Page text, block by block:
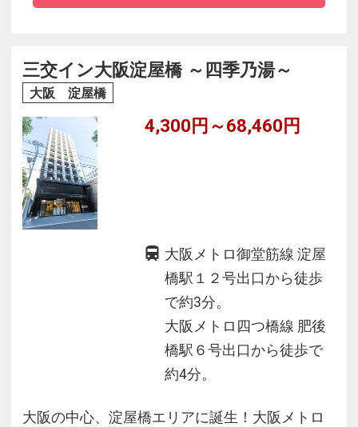
・全室禁煙。喫煙ブースは1階フロント横に有
・防犯上、1：00～翌6：00まで正面玄関を施錠
三交イン大阪淀屋橋 ～四季乃湯～
大阪 淀屋橋
4,300円～68,460円
大阪メトロ御堂筋線 淀屋
橋駅１２号出口から徒歩
で約3分。
大阪メトロ四つ橋線 肥後
橋駅６号出口から徒歩で
約4分。
大阪の中心、淀屋橋エリアに誕生！大阪メトロ